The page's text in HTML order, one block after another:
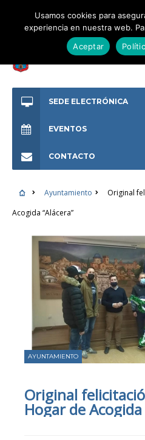
SEDE ELECTRÓNICA
EVENTOS
CONTACTO
Ayuntamiento
Original
Acogida “Alácera”
AYUNTAMIENTO
Original
Hogar de Acogida
Usamos cookies para
experiencia en nuestra web.
Aceptar